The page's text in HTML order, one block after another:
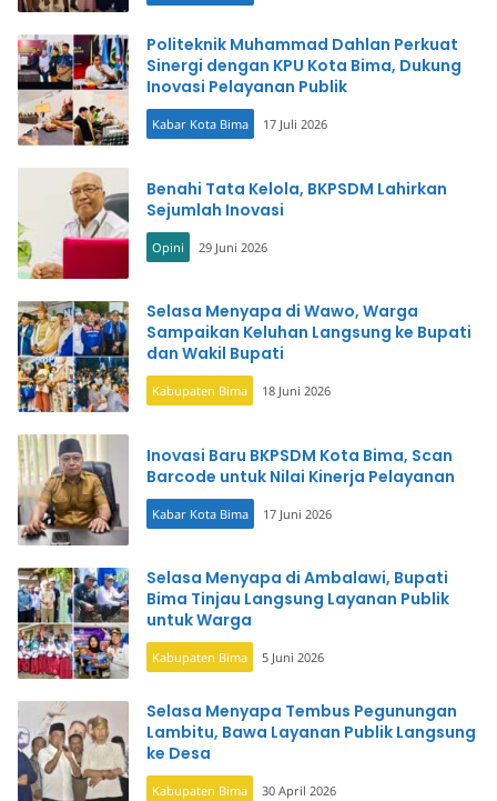
Politeknik Muhammad Dahlan Perkuat
Sinergi dengan KPU Kota Bima, Dukung
Inovasi Pelayanan Publik
Kabar Kota Bima 17 Juli 2026
Benahi Tata Kelola, BKPSDM Lahirkan
Sejumlah Inovasi
Opini 29 Juni 2026
Selasa Menyapa di Wawo, Warga
Sampaikan Keluhan Langsung ke Bupati
dan Wakil Bupati
Kabupaten Bima 18 Juni 2026
Inovasi Baru BKPSDM Kota Bima, Scan
Barcode untuk Nilai Kinerja Pelayanan
Kabar Kota Bima 17 Juni 2026
Selasa Menyapa di Ambalawi, Bupati
Bima Tinjau Langsung Layanan Publik
untuk Warga
Kabupaten Bima 5 Juni 2026
Selasa Menyapa Tembus Pegunungan
Lambitu, Bawa Layanan Publik Langsung
ke Desa
Kabupaten Bima 30 April 2026